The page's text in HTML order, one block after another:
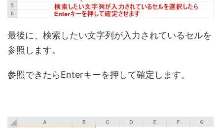
最後に、検索したい文字列が入力されているセルを
参照します。
参照できたらEnterキーを押して確定します。